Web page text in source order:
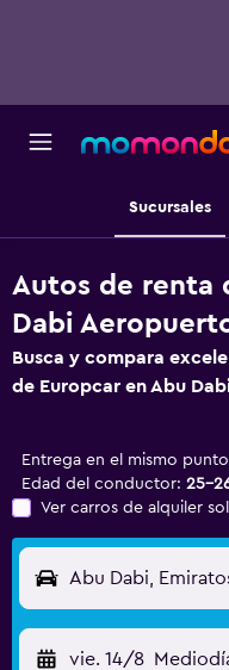
Sucursales
Autos de renta
Dabi
Busca y compara
de Europcar en Abu
Entrega en el mismo punto
Edad del conductor: 25-
Ver carros de alquiler
vie. 14/8